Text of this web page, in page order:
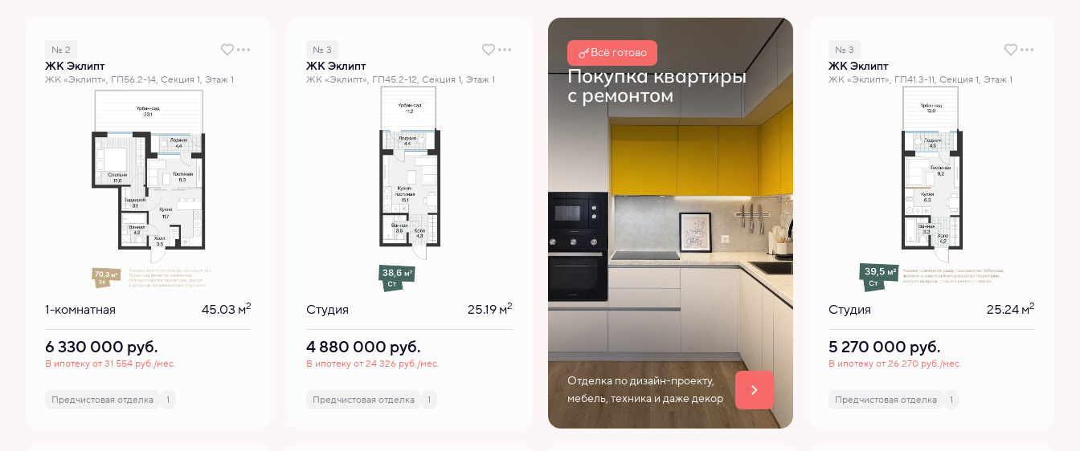
№ 2
ЖК Эклипт
ЖК «Эклипт», ГП56.2-14, Секция 1, Этаж 1
1-комнатная 45.03 м2
6 330 000 руб.
В ипотеку от 31 554 руб./мес.
Предчистовая отделка 1
№ 3
ЖК Эклипт
ЖК «Эклипт», ГП45.2-12, Секция 1, Этаж 1
Студия 25.19 м2
4 880 000 руб.
В ипотеку от 24 326 руб./мес.
Предчистовая отделка 1
Всё готово
Покупка квартиры
с ремонтом
Отделка по дизайн-проекту,
мебель, техника и даже декор
№ 3
ЖК Эклипт
ЖК «Эклипт», ГП41.3-11, Секция 1, Этаж 1
Студия 25.24 м2
5 270 000 руб.
В ипотеку от 26 270 руб./мес.
Предчистовая отделка 1